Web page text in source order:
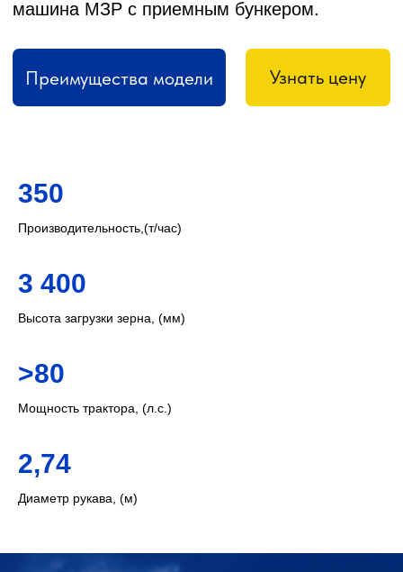
350
Производительность,(т/час)
3 400
Высота загрузки зерна, (мм)
>80
Мощность трактора, (л.с.)
2,74
Диаметр рукава, (м)
+7
Современная технология
пластиковых рукавах
Эта цель достигается путем создания внутри